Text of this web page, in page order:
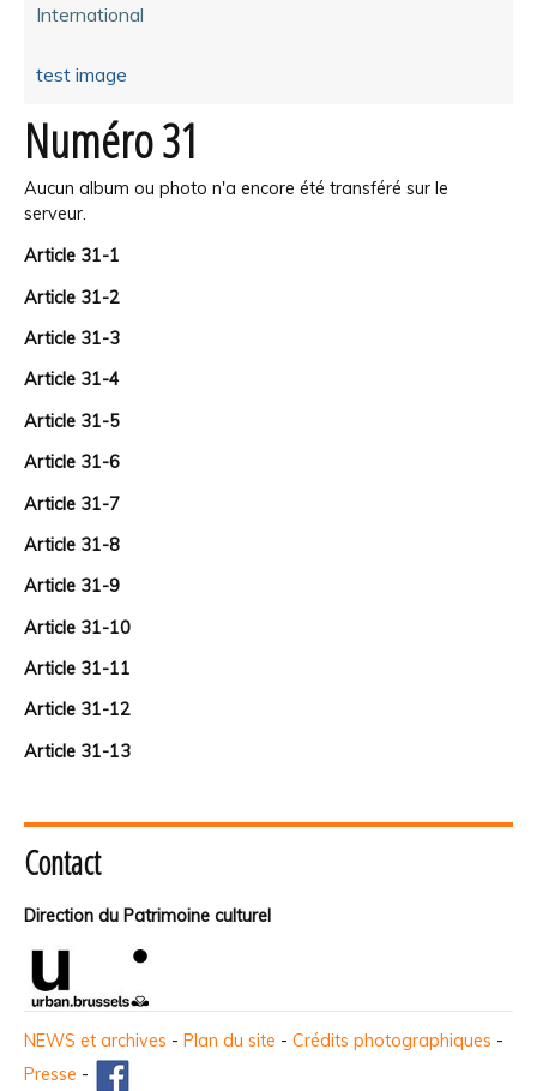
International
test image
Numéro 31
Aucun album ou photo n'a encore été transféré sur le
serveur.
Article 31-1
Article 31-2
Article 31-3
Article 31-4
Article 31-5
Article 31-6
Article 31-7
Article 31-8
Article 31-9
Article 31-10
Article 31-11
Article 31-12
Article 31-13
Contact
Direction du Patrimoine culturel
NEWS et archives - Plan du site - Crédits photographiques -
Presse -